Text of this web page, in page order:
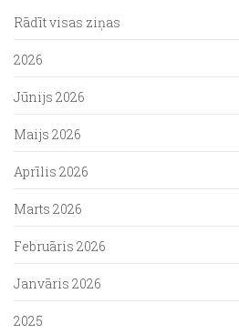
Rādīt visas ziņas
2026
Jūnijs 2026
Maijs 2026
Aprīlis 2026
Marts 2026
Februāris 2026
Janvāris 2026
2025